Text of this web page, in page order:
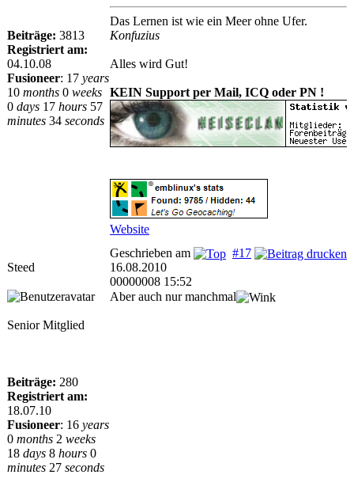
Beiträge: 3813
Registriert am:
04.10.08
Fusioneer: 17 years
10 months 0 weeks
0 days 17 hours 57
minutes 34 seconds
Das Lernen ist wie ein Meer ohne Ufer.
Konfuzius
Alles wird Gut!
KEIN Support per Mail, ICQ oder PN !
Website
Steed
#17
Geschrieben am
16.08.2010
00000008 15:52
Senior Mitglied
Beiträge: 280
Registriert am:
18.07.10
Fusioneer: 16 years
0 months 2 weeks
18 days 8 hours 0
minutes 27 seconds
Aber auch nur manchmal